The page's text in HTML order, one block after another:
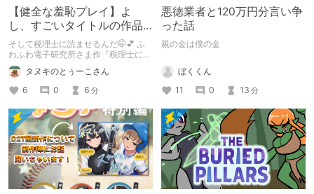
【健全な羞恥プレイ】よ
し、すごいタイトルの作品
をまた買おう。【湧き上が
る不健全な気持ち】
そして税理士に読ませるんだ🤭💕 ふ
わふわ電子研究所さま作『税理士に購
入履歴読まれるボイス』の感想レビュ
ーです！タヌキのとぅーこさん
6
0 6 分
悪徳業者と120万円分言い争
った話
親の金は僕の金
ぼくくん
11
0 13 分